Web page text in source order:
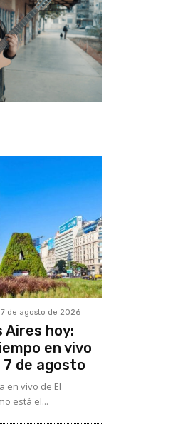
7 de agosto de 2026
Aires hoy:
en vivo
de agosto
en vivo de El
está el...